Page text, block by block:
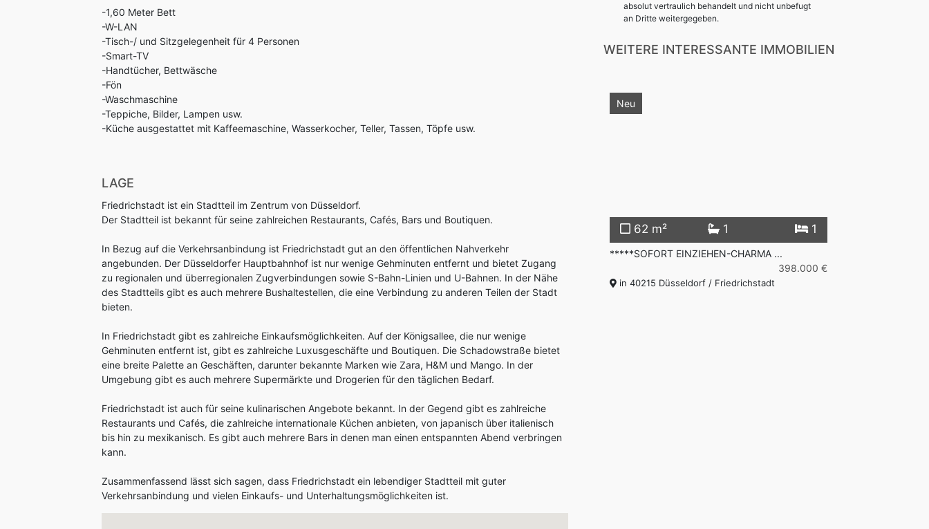
-1,60 Meter Bett
-W-LAN
-Tisch-/ und Sitzgelegenheit für 4 Personen
-Smart-TV
-Handtücher, Bettwäsche
-Fön
-Waschmaschine
-Teppiche, Bilder, Lampen usw.
-Küche ausgestattet mit Kaffeemaschine, Wasserkocher, Teller, Tassen, Töpfe usw.
LAGE
Friedrichstadt ist ein Stadtteil im Zentrum von Düsseldorf.
Der Stadtteil ist bekannt für seine zahlreichen Restaurants, Cafés, Bars und Boutiquen.
In Bezug auf die Verkehrsanbindung ist Friedrichstadt gut an den öffentlichen Nahverkehr
angebunden. Der Düsseldorfer Hauptbahnhof ist nur wenige Gehminuten entfernt und bietet Zugang
zu regionalen und überregionalen Zugverbindungen sowie S-Bahn-Linien und U-Bahnen. In der Nähe
des Stadtteils gibt es auch mehrere Bushaltestellen, die eine Verbindung zu anderen Teilen der Stadt
bieten.
In Friedrichstadt gibt es zahlreiche Einkaufsmöglichkeiten. Auf der Königsallee, die nur wenige
Gehminuten entfernt ist, gibt es zahlreiche Luxusgeschäfte und Boutiquen. Die Schadowstraße bietet
eine breite Palette an Geschäften, darunter bekannte Marken wie Zara, H&M und Mango. In der
Umgebung gibt es auch mehrere Supermärkte und Drogerien für den täglichen Bedarf.
Friedrichstadt ist auch für seine kulinarischen Angebote bekannt. In der Gegend gibt es zahlreiche
Restaurants und Cafés, die zahlreiche internationale Küchen anbieten, von japanisch über italienisch
bis hin zu mexikanisch. Es gibt auch mehrere Bars in denen man einen entspannten Abend verbringen
kann.
Zusammenfassend lässt sich sagen, dass Friedrichstadt ein lebendiger Stadtteil mit guter
Verkehrsanbindung und vielen Einkaufs- und Unterhaltungsmöglichkeiten ist.
absolut vertraulich behandelt und nicht unbefugt
an Dritte weitergegeben.
WEITERE INTERESSANTE IMMOBILIEN
31 m²
***Top City-Apartment in UNI ...
Corneliusstraße 100 in 40215 Düsseldorf /
Friedrichstadt
Neu
62 m² 1 1
*****SOFORT EINZIEHEN-CHARMA ...
398.000 €
in 40215 Düsseldorf / Friedrichstadt